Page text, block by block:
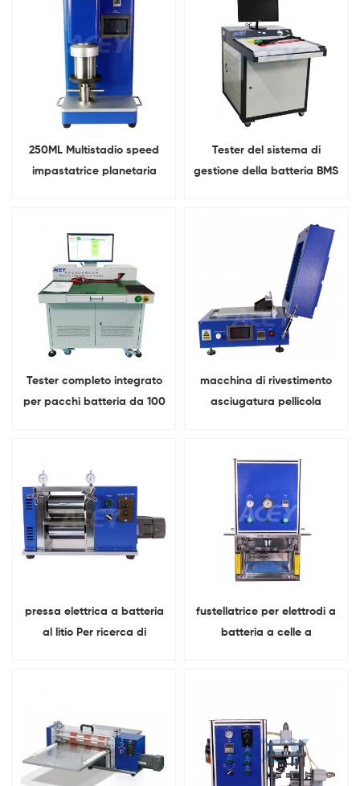
250ML Multistadio speed
impastatrice planetaria
Tester del sistema di
gestione della batteria BMS
Tester completo integrato
per pacchi batteria da 100
macchina di rivestimento
asciugatura pellicola
pressa elettrica a batteria
al litio Per ricerca di
fustellatrice per elettrodi a
batteria a celle a